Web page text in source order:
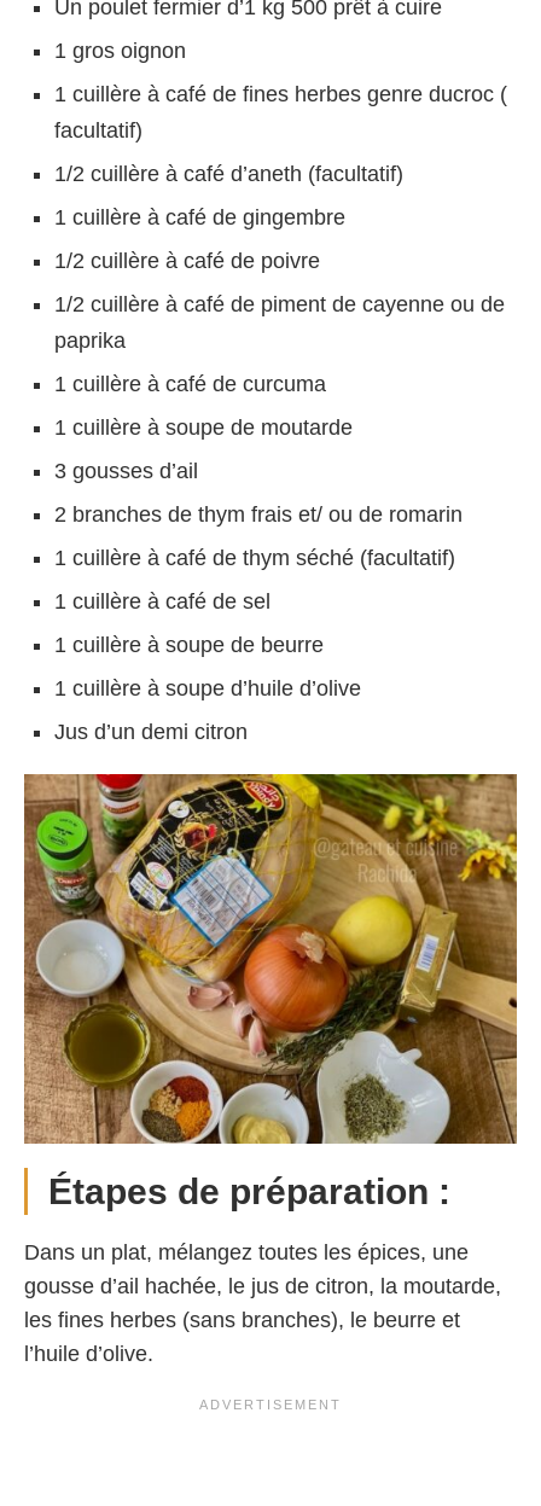
Un poulet fermier d’1 kg 500 prêt à cuire
1 gros oignon
1 cuillère à café de fines herbes genre ducroc (
facultatif)
1/2 cuillère à café d’aneth (facultatif)
1 cuillère à café de gingembre
1/2 cuillère à café de poivre
1/2 cuillère à café de piment de cayenne ou de
paprika
1 cuillère à café de curcuma
1 cuillère à soupe de moutarde
3 gousses d’ail
2 branches de thym frais et/ ou de romarin
1 cuillère à café de thym séché (facultatif)
1 cuillère à café de sel
1 cuillère à soupe de beurre
1 cuillère à soupe d’huile d’olive
Jus d’un demi citron
Étapes de préparation :
Dans un plat, mélangez toutes les épices, une
gousse d’ail hachée, le jus de citron, la moutarde,
les fines herbes (sans branches), le beurre et
l’huile d’olive.